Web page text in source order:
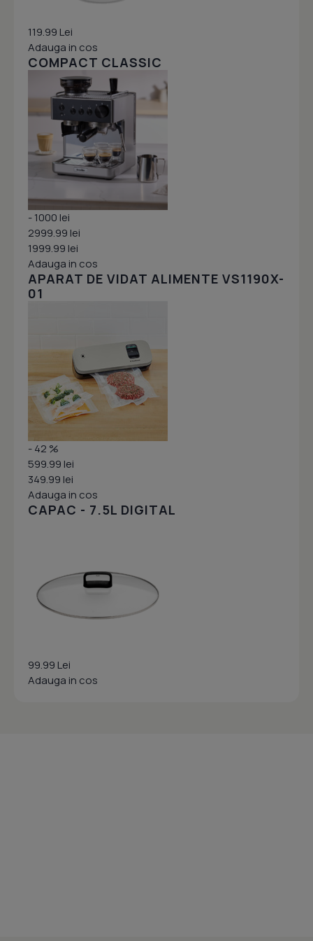
119.99 Lei
Adauga in cos
COMPACT CLASSIC
- 1000 lei
2999.99 lei
1999.99 lei
Adauga in cos
APARAT DE VIDAT ALIMENTE VS1190X-
01
- 42 %
599.99 lei
349.99 lei
Adauga in cos
CAPAC - 7.5L DIGITAL
99.99 Lei
Adauga in cos